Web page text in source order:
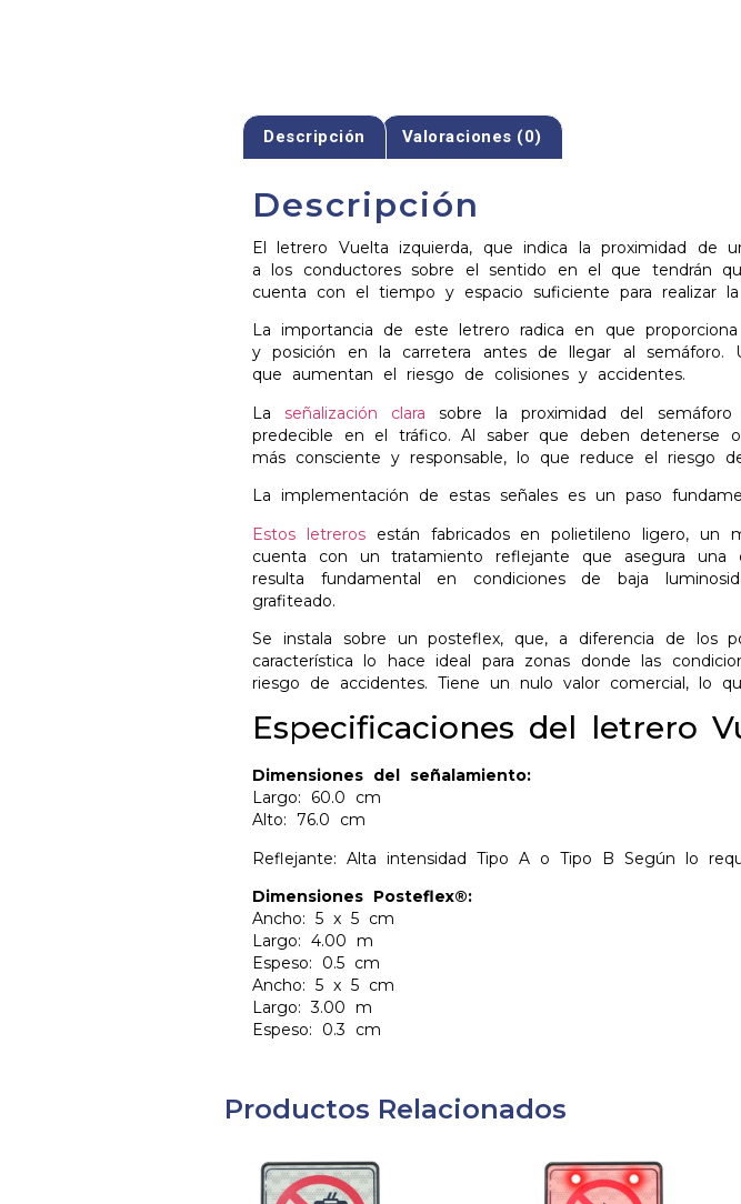
Descripción Valoraciones (0)
Descripción
El letrero Vuelta izquierda, que indica la proximidad de
a los conductores sobre el sentido en el que tendrán
cuenta con el tiempo y espacio suficiente para realizar la
La importancia de este letrero radica en que
y posición en la carretera antes de llegar al semáforo.
que aumentan el riesgo de colisiones y accidentes.
La señalización clara sobre la proximidad del
predecible en el tráfico. Al saber que deben detenerse
más consciente y responsable, lo que reduce el riesgo
La implementación de estas señales es un paso
Estos letrerosestán fabricados en polietileno ligero, un
cuenta con un tratamiento reflejante que asegura
resulta fundamental en condiciones de baja
grafiteado.
Se instala sobre un posteflex, que, a diferencia de los
característica lo hace ideal para zonas donde las
riesgo de accidentes. Tiene un nulo valor comercial, lo
Especificaciones del letrero
Dimensiones del señalamiento:
Largo: 60.0 cm
Alto: 76.0 cm
Reflejante: Alta intensidad Tipo A o Tipo B Según lo
Dimensiones Posteflex®:
Ancho: 5 x 5 cm
Largo: 4.00 m
Espeso: 0.5 cm
Ancho: 5 x 5 cm
Largo: 3.00 m
Espeso: 0.3 cm
Productos Relacionados